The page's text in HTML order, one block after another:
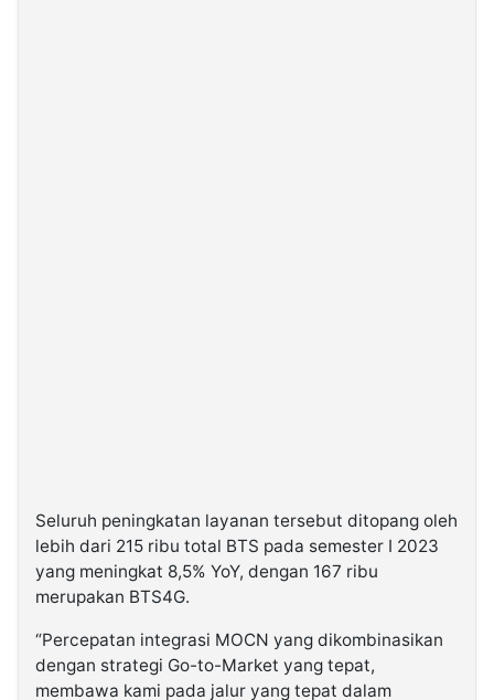
Seluruh peningkatan layanan tersebut ditopang oleh
lebih dari 215 ribu total BTS pada semester I 2023
yang meningkat 8,5% YoY, dengan 167 ribu
merupakan BTS4G.
“Percepatan integrasi MOCN yang dikombinasikan
dengan strategi Go-to-Market yang tepat,
membawa kami pada jalur yang tepat dalam